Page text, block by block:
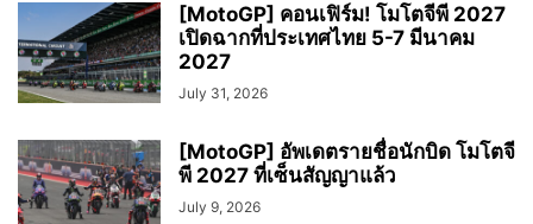
[MotoGP] คอนเฟิร์ม! โมโตจีพี 2027
เปิดฉากที่ประเทศไทย 5-7 มีนาคม
2027
July 31, 2026
[MotoGP] อัพเดตรายชื่อนักบิด โมโตจี
พี 2027 ที่เซ็นสัญญาแล้ว
July 9, 2026